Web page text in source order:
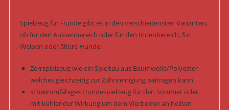
Spielzeug für Hunde gibt es in den verschiedensten Varianten,
ob für den Aussenbereich oder für den Innenbereich, für
Welpen oder ältere Hunde.
Zerrspielzeug wie ein Spieltau aus Baumwolle/Polyester
welches gleichzeitig zur Zahnreinigung beitragen kann
schwimmfähiges Hundespielzeug für den Sommer oder
mit kühlender Wirkung um dem Vierbeiner an heißen